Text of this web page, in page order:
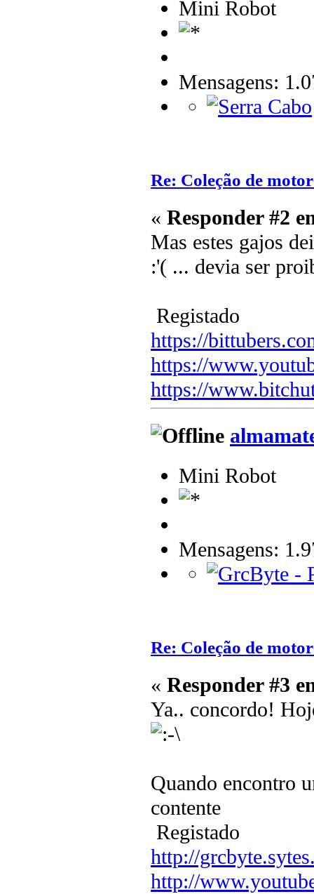
Mini Robot
Mensagens:
Re: Coleção de
« Responder #2
Mas estes gajos
:'( ... devia ser
Registado
https://
https://
https://
Mini Robot
Mensagens:
Re: Coleção de
« Responder #3
Ya.. concordo!
Quando encontro
contente
Registado
http://
http://